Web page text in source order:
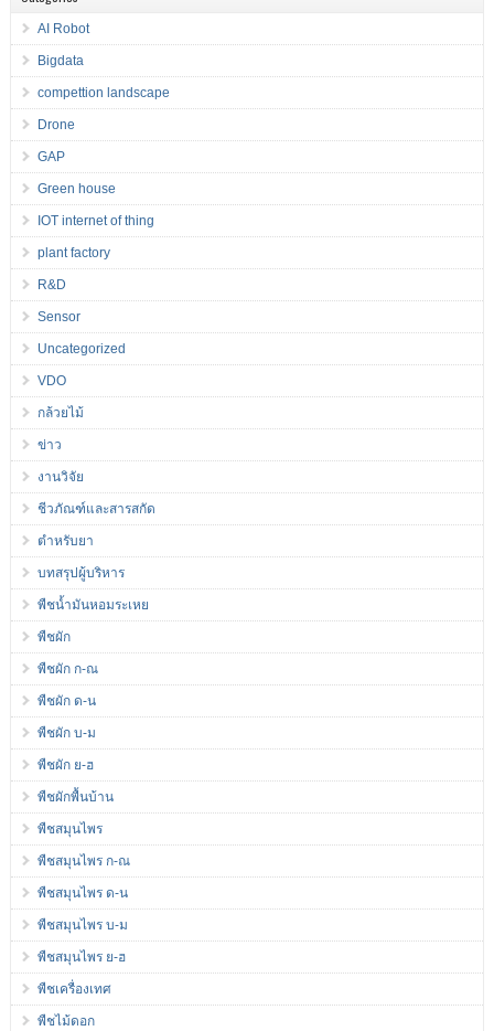
AI Robot
Bigdata
compettion landscape
Drone
GAP
Green house
IOT internet of thing
plant factory
R&D
Sensor
Uncategorized
VDO
กล้วยไม้
ข่าว
งานวิจัย
ชีวภัณฑ์และสารสกัด
ตำหรับยา
บทสรุปผู้บริหาร
พืชน้ำมันหอมระเหย
พืชผัก
พืชผัก ก-ณ
พืชผัก ด-น
พืชผัก บ-ม
พืชผัก ย-ฮ
พืชผักพื้นบ้าน
พืชสมุนไพร
พืชสมุนไพร ก-ณ
พืชสมุนไพร ด-น
พืชสมุนไพร บ-ม
พืชสมุนไพร ย-ฮ
พืชเครื่องเทศ
พืชไม้ดอก